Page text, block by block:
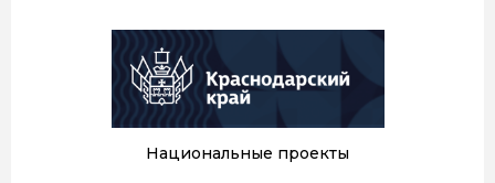
Национальные проекты